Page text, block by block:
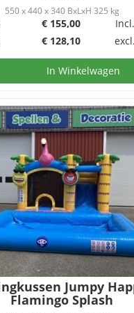
550 x 440 x 340 BxLxH 325 kg
€ 155,00
€ 128,10
In Winkelwagen
Jumpy
Flamingo Splash